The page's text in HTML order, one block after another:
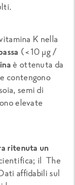
K nella
(<10 μg /
è ottenuta da
contengono
semi di
elevate
ritenuta un
il The
affidabili sul